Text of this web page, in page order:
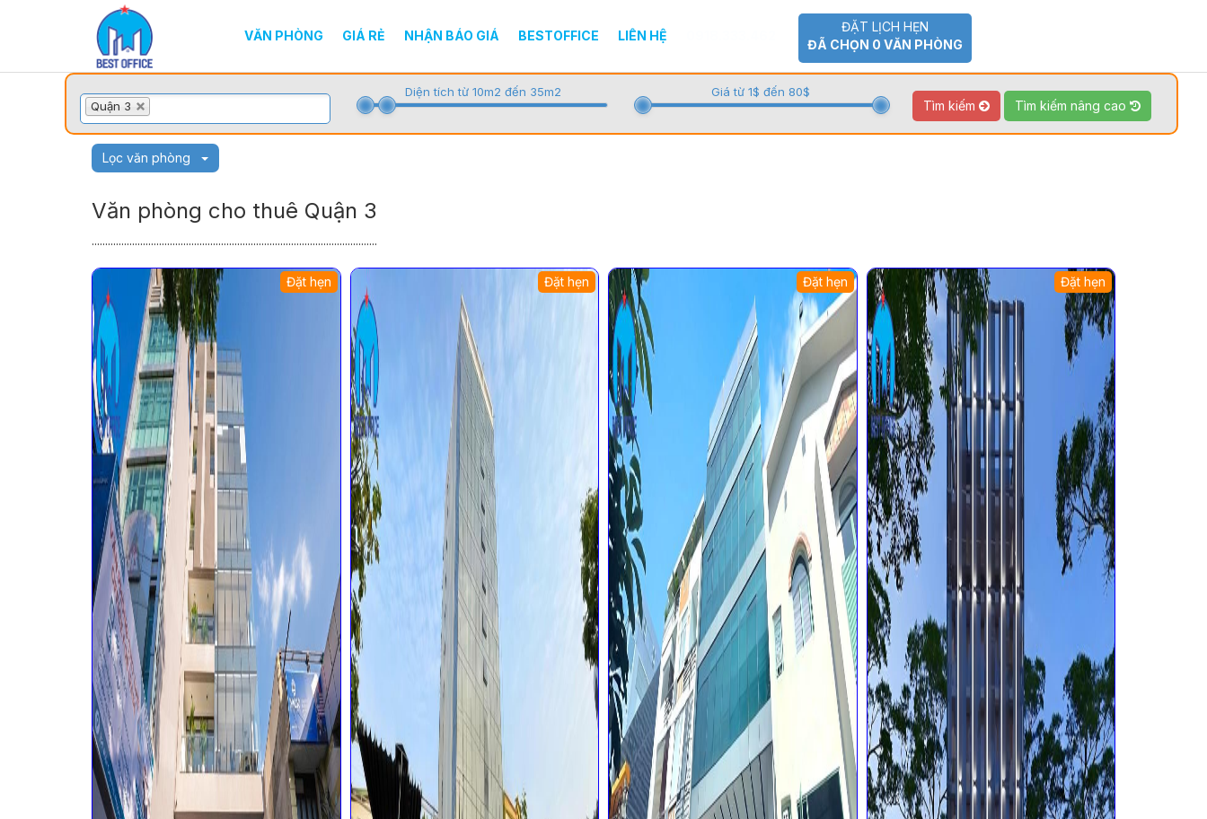
VĂN PHÒNG GIÁ RẺ NHẬN BÁO GIÁ BESTOFFICE LIÊN HỆ
ĐẶT LỊCH HẸN
ĐÃ CHỌN 0 VĂN PHÒNG
Quận 3
Diện tích từ 10m2 đến 35m2 Giá từ 1$ đến 80$
Tìm kiếm Tìm kiếm nâng cao
Văn phòng cho thuê Quận 3
..........................................................................................................
Đặt hẹn Đặt hẹn Đặt hẹn Đặt hẹn